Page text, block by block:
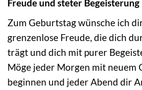
Freude und steter Begeisterung
Zum Geburtstag wünsche ich
grenzenlose Freude, die dich
trägt und dich mit purer
Möge jeder Morgen mit neuem
beginnen und jeder Abend dir